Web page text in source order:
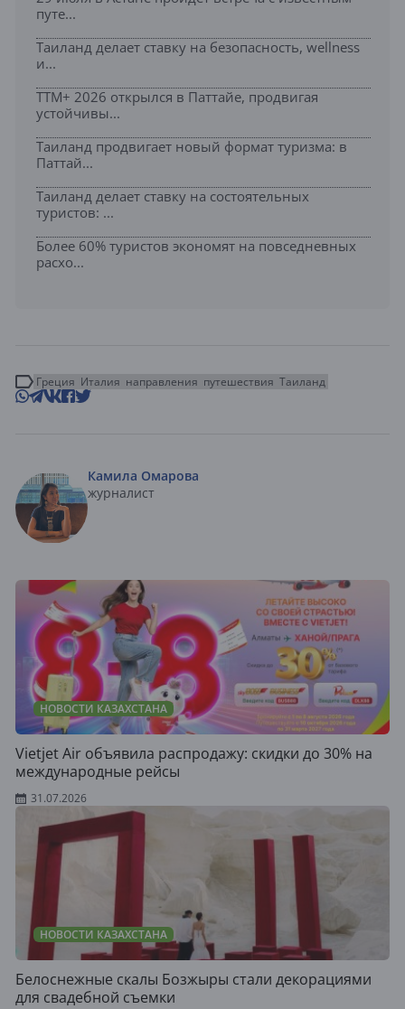
путе...
Таиланд делает ставку на безопасность, wellness
и...
TTM+ 2026 открылся в Паттайе, продвигая
устойчивы...
Таиланд продвигает новый формат туризма: в
Паттай...
Таиланд делает ставку на состоятельных
туристов: ...
Более 60% туристов экономят на повседневных
расхо...
Греция Италия направления путешествия Таиланд
Камила Омарова
журналист
НОВОСТИ КАЗАХСТАНА
Vietjet Air объявила распродажу: скидки до 30% на
международные рейсы
31.07.2026
НОВОСТИ КАЗАХСТАНА
Белоснежные скалы Бозжыры стали декорациями
для свадебной съемки